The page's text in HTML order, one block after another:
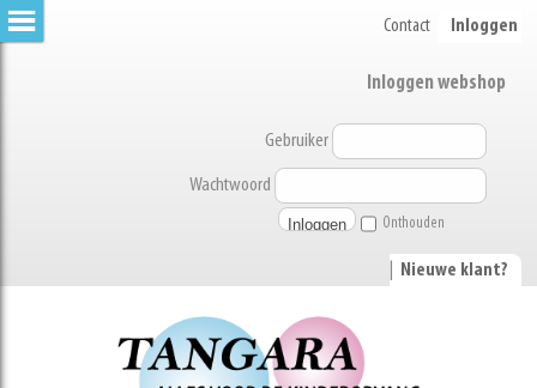
Contact Inloggen
Inloggen webshop
Gebruiker
Wachtwoord
Onthouden
Nieuwe klant?